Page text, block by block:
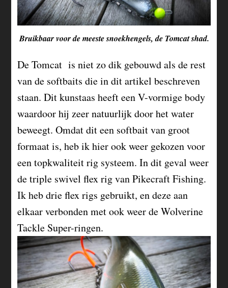
Bruikbaar voor de meeste snoekhengels, de Tomcat shad.
De Tomcat is niet zo dik gebouwd als de rest
van de softbaits die in dit artikel beschreven
staan. Dit kunstaas heeft een V-vormige body
waardoor hij zeer natuurlijk door het water
beweegt. Omdat dit een softbait van groot
formaat is, heb ik hier ook weer gekozen voor
een topkwaliteit rig systeem. In dit geval weer
de triple swivel flex rig van Pikecraft Fishing.
Ik heb drie flex rigs gebruikt, en deze aan
elkaar verbonden met ook weer de Wolverine
Tackle Super-ringen.